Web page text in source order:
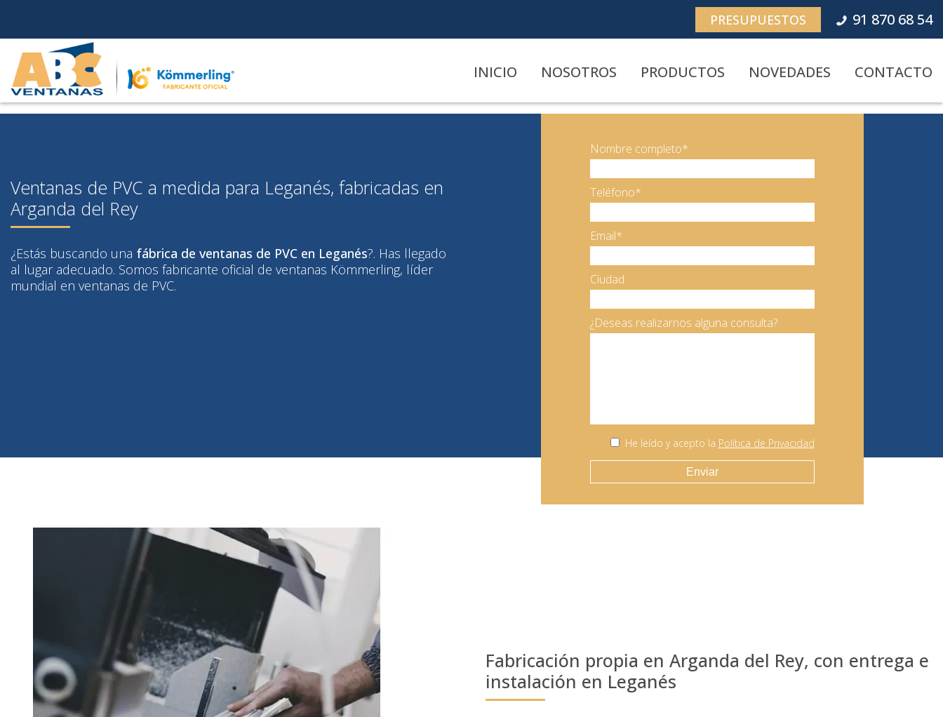
content
PRESUPUESTOS 91 870 68 54
INICIO NOSOTROS PRODUCTOS NOVEDADES CONTACTO
Ventanas de PVC a medida para Leganés, fabricadas en
Arganda del Rey
¿Estás buscando una fábrica de ventanas de PVC en Leganés?. Has llegado
al lugar adecuado. Somos fabricante oficial de ventanas Kömmerling, líder
mundial en ventanas de PVC.
Nombre completo*
Teléfono*
Email*
Ciudad
¿Deseas realizarnos alguna consulta?
He leído y acepto la Política de Privacidad
Fabricación propia en Arganda del Rey, con entrega e
instalación en Leganés